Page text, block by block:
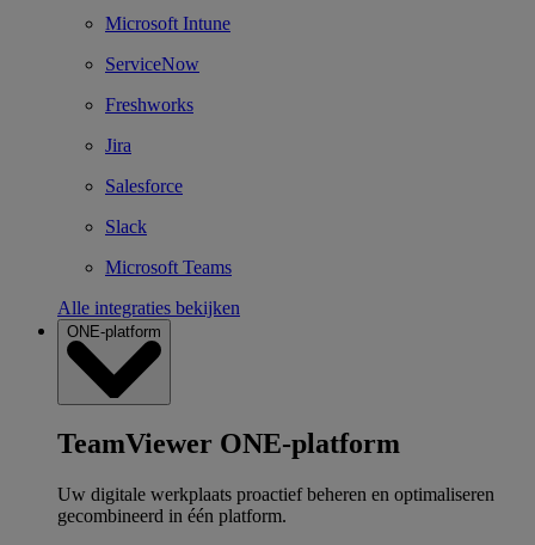
Microsoft Intune
ServiceNow
Freshworks
Jira
Salesforce
Slack
Microsoft Teams
Alle integraties bekijken
ONE-platform
TeamViewer ONE-platform
Uw digitale werkplaats proactief beheren en optimaliseren
gecombineerd in één platform.